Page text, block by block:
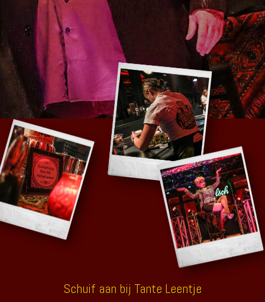
Schuif aan bij Tante Leentje